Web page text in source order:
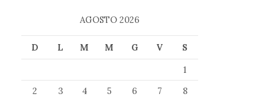
AGOSTO 2026
D L M M G V
S
1
2
3 4 5 6 7
8